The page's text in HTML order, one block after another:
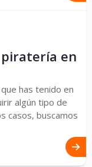
en
has tenido en
algún tipo de
casos, buscamos